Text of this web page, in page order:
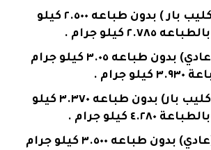
*رول اب ١٠٠×٢٠٠( كليب بار ) بدون طباعه ٢.٥٠٠ كيلو
كيلو جرام .
*رول اب ١٢٠×٢٠٠ (عادي) بدون طباعه ٣.٠٥ كيلو جرام
جرام .
*رول اب ١٢٠×٢٠٠ (كليب بار) بدون طباعه ٣.٣٧٠ كيلو
كيلو جرام .
*رول اب ١٥٠×٢٠٠ (عادي) بدون طباعه ٣.٥٠٠ كيلو جرام